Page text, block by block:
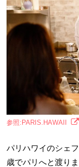
参照:PARIS.HAWAII
パリハワイのシェ
歳でパリへと渡りま